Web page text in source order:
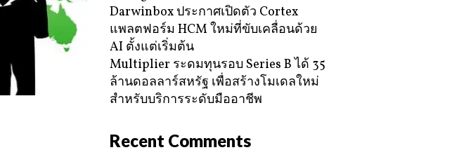
Darwinbox ประกาศเปิดตัว Cortex
แพลตฟอร์ม HCM ใหม่ที่ขับเคลื่อนด้วย
AI ตั้งแต่เริ่มต้น
Multiplier ระดมทุนรอบ Series B ได้ 35
ล้านดอลลาร์สหรัฐ เพื่อสร้างโมเดลใหม่
สำหรับบริการระดับมืออาชีพ
Recent Comments